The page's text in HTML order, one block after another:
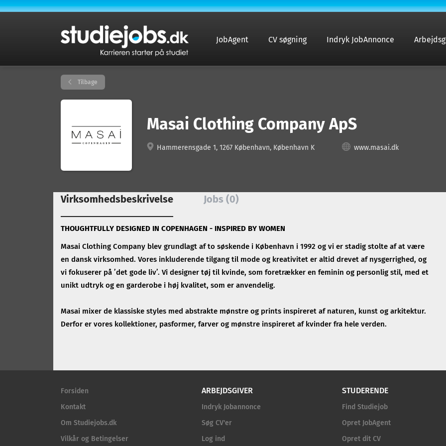
JobAgent CV søgning Indryk JobAnnonce
Tilbage
Masai Clothing Company ApS
Hammerensgade 1, 1267 København, København K www.masai.dk
Virksomhedsbeskrivelse Jobs (0)
THOUGHTFULLY DESIGNED IN COPENHAGEN - INSPIRED BY WOMEN
Masai Clothing Company blev grundlagt af to søskende i København i 1992 og vi er stadig stolte af at være
en dansk virksomhed. Vores inkluderende tilgang til mode og kreativitet er altid drevet af nysgerrighed, og
vi fokuserer på ’det gode liv’. Vi designer tøj til kvinde, som foretrækker en feminin og personlig stil, med et
unikt udtryk og en garderobe i høj kvalitet, som er anvendelig.
Masai mixer de klassiske styles med abstrakte mønstre og prints inspireret af naturen, kunst og arkitektur.
Derfor er vores kollektioner, pasformer, farver og mønstre inspireret af kvinder fra hele verden.
Forsiden
Kontakt
Om Studiejobs.dk
Vilkår og Betingelser
ARBEJDSGIVER
Indryk Jobannonce
Søg CV'er
Log ind
STUDERENDE
Find Studiejob
Opret JobAgent
Opret dit CV